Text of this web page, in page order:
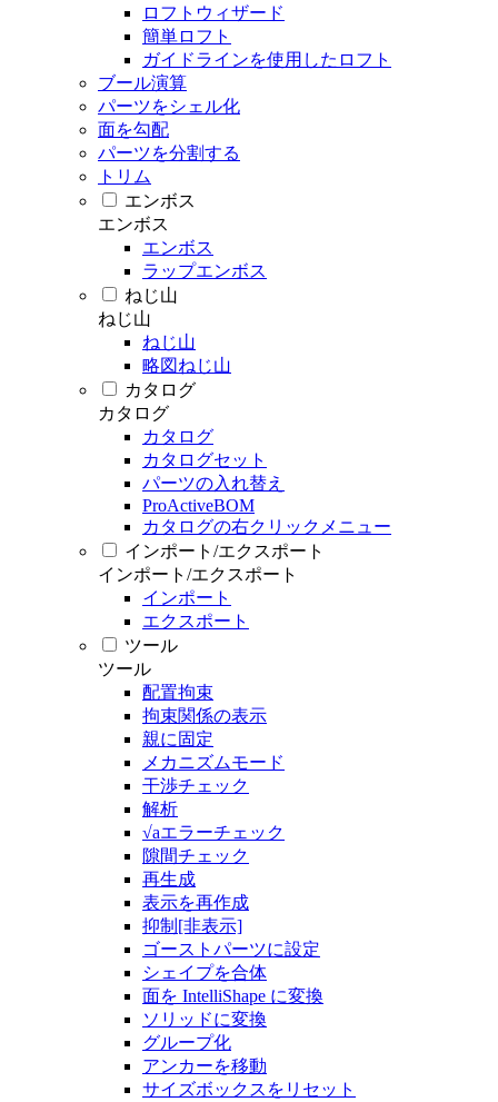
ロフトウィザード
簡単ロフト
ガイドラインを使用したロフト
ブール演算
パーツをシェル化
面を勾配
パーツを分割する
トリム
エンボス
エンボス
エンボス
ラップエンボス
ねじ山
ねじ山
ねじ山
略図ねじ山
カタログ
カタログ
カタログ
カタログセット
パーツの入れ替え
ProActiveBOM
カタログの右クリックメニュー
インポート/エクスポート
インポート/エクスポート
インポート
エクスポート
ツール
ツール
配置拘束
拘束関係の表示
親に固定
メカニズムモード
干渉チェック
解析
√aエラーチェック
隙間チェック
再生成
表示を再作成
抑制[非表示]
ゴーストパーツに設定
シェイプを合体
面を IntelliShape に変換
ソリッドに変換
グループ化
アンカーを移動
サイズボックスをリセット